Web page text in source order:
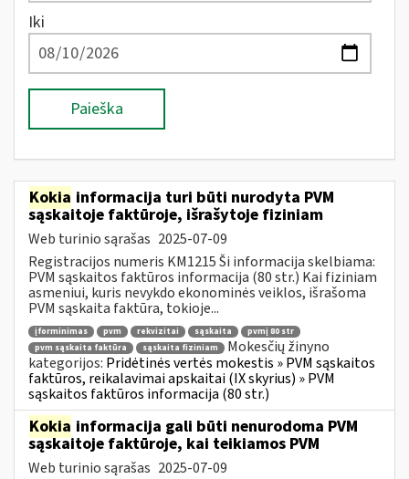
Iki
Paieška
Kokia informacija turi būti nurodyta PVM
sąskaitoje faktūroje, išrašytoje fiziniam
Web turinio sąrašas 2025-07-09
Registracijos numeris KM1215 Ši informacija skelbiama:
PVM sąskaitos faktūros informacija (80 str.) Kai fiziniam
asmeniui, kuris nevykdo ekonominės veiklos, išrašoma
PVM sąskaita faktūra, tokioje...
įforminimas pvm rekvizitai sąskaita
pvmį 80 str
pvm sąskaita faktūra
sąskaita fiziniam
Mokesčių žinyno
kategorijos: Pridėtinės vertės mokestis » PVM sąskaitos
faktūros, reikalavimai apskaitai (IX skyrius) » PVM
sąskaitos faktūros informacija (80 str.)
Kokia informacija gali būti nenurodoma PVM
sąskaitoje faktūroje, kai teikiamos PVM
Web turinio sąrašas 2025-07-09